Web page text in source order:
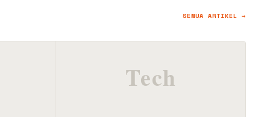
SEMUA ARTIKEL →